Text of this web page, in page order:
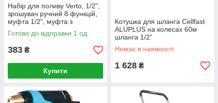
Набір для поливу Verto, 1/2",
зрошувач ручний 8 функцій,
муфта 1/2", муфта з
аквастопом 1/2", конектор
для крана 1/2"
Готово до відправки 1 од.
383 ₴
Купити
Котушка для шланга Cellfast
ALUPLUS на колесах 60м
шланга 1/2”
Немає в наявності
1 628 ₴